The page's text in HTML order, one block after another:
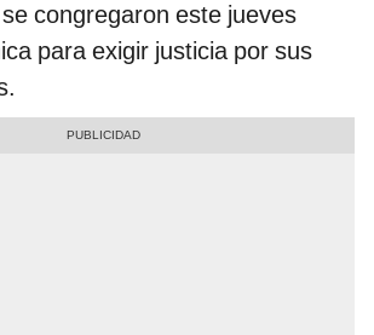
congregaron este jueves
para exigir justicia por sus